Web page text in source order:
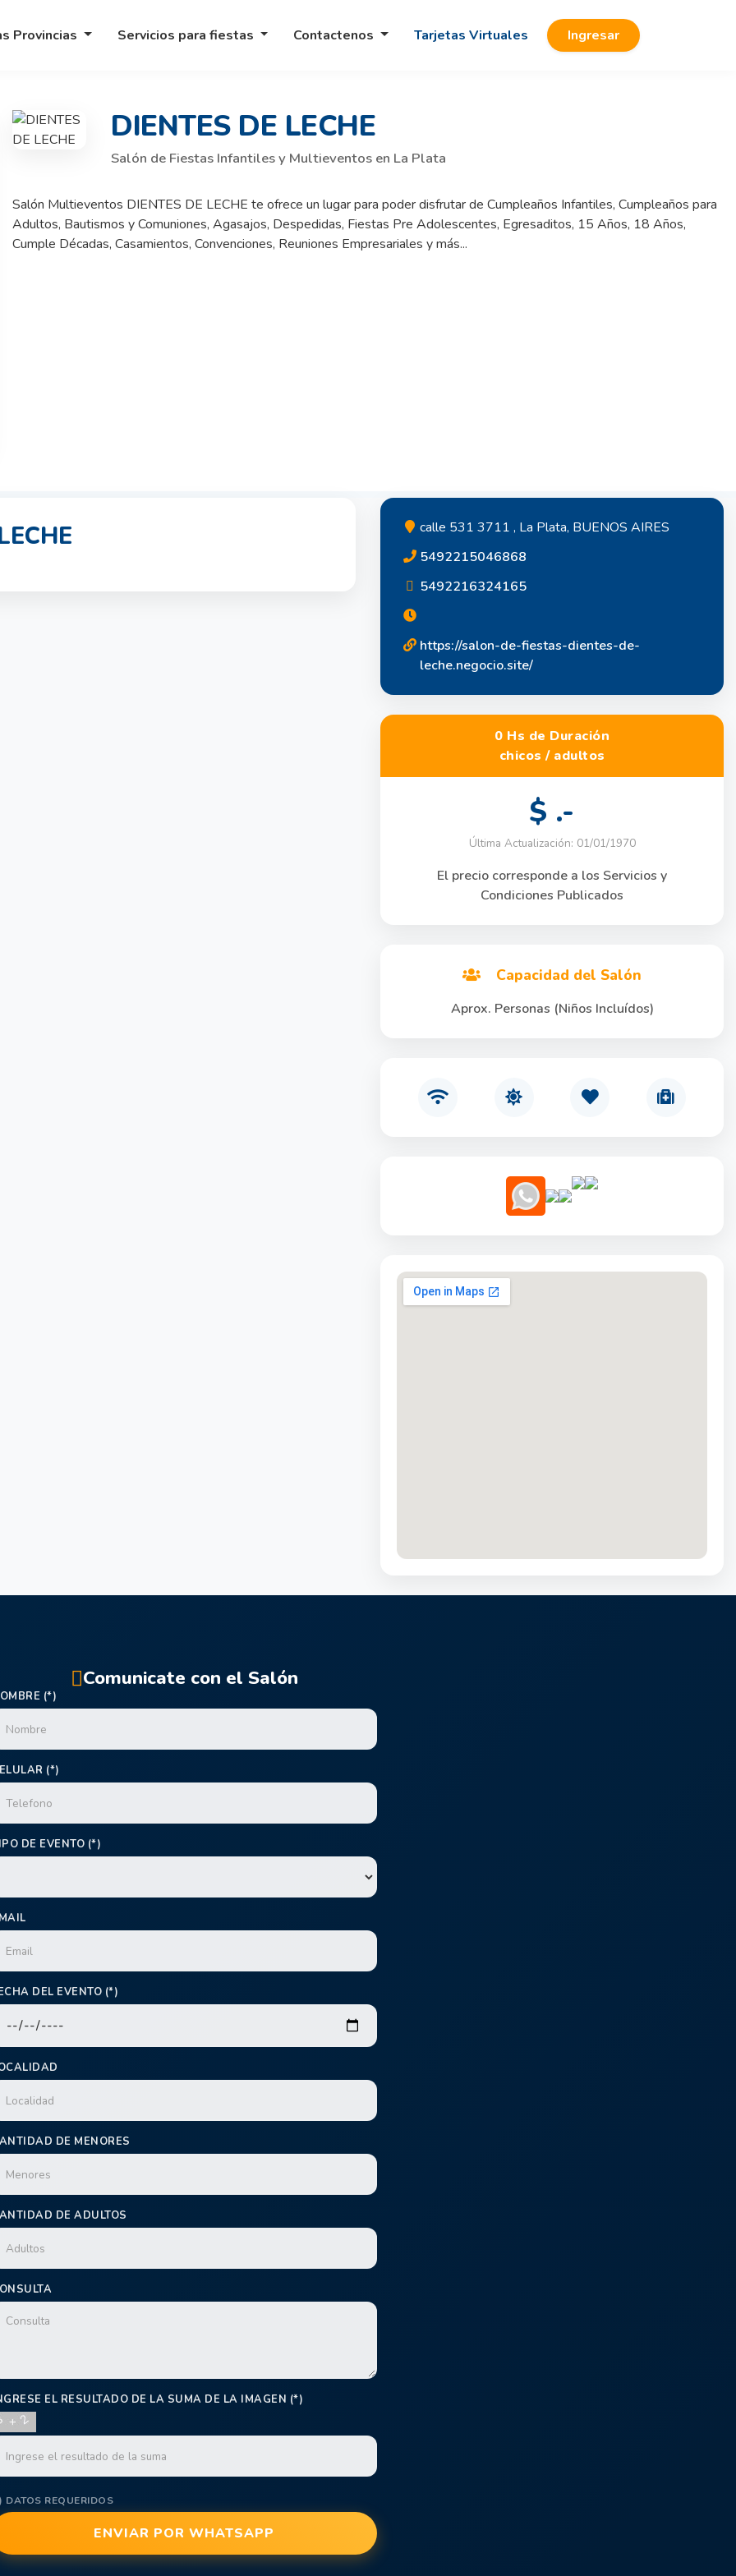
Provincias Servicios para fiestas Contactenos Tarjetas Virtuales Ingresar
DIENTES DE LECHE
Salón de Fiestas Infantiles y Multieventos en La Plata
Salón Multieventos DIENTES DE LECHE te ofrece un lugar para poder disfrutar de Cumpleaños Infantiles, Cumpleaños para
Adultos, Bautismos y Comuniones, Agasajos, Despedidas, Fiestas Pre Adolescentes, Egresaditos, 15 Años, 18 Años,
Cumple Décadas, Casamientos, Convenciones, Reuniones Empresariales y más...
calle 531 3711 , La Plata, BUENOS AIRES
5492215046868
5492216324165
https://salon-de-fiestas-dientes-de-
leche.negocio.site/
0 Hs de Duración
chicos / adultos
$ .-
Última Actualización: 01/01/1970
El precio corresponde a los Servicios y
Condiciones Publicados
Capacidad del Salón
Aprox. Personas (Niños Incluídos)
Comunicate con el Salón
(*)
(*)
DE EVENTO (*)
DEL EVENTO (*)
DE MENORES
DE ADULTOS
EL RESULTADO DE LA SUMA DE LA IMAGEN (*)
DATOS REQUERIDOS